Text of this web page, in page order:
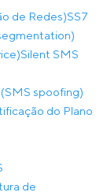
de Redes)SS7
Silent SMS
spoofing)
do Plano
de